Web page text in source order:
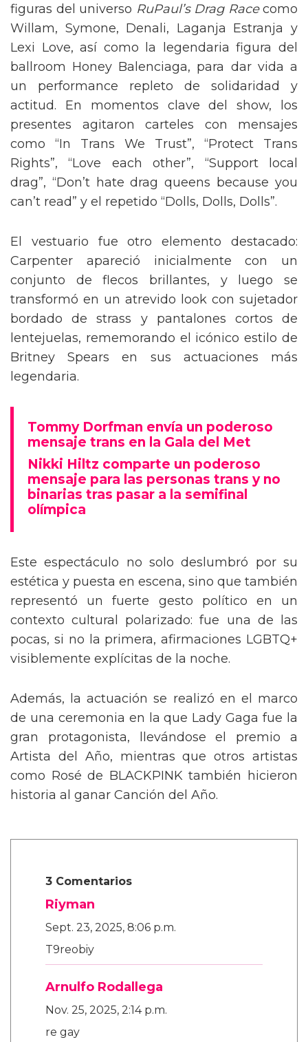
figuras del universo RuPaul’s Drag Racecomo
Willam, Symone, Denali, Laganja Estranja y
Lexi Love, así como la legendaria figura del
ballroom Honey Balenciaga, para dar vida a
un performance repleto de solidaridad y
actitud. En momentos clave del show, los
presentes agitaron carteles con mensajes
como “In Trans We Trust”, “Protect Trans
Rights”, “Love each other”, “Support local
drag”, “Don’t hate drag queens because you
can’t read” y el repetido “Dolls, Dolls, Dolls”.
El vestuario fue otro elemento destacado:
Carpenter apareció inicialmente con un
conjunto de flecos brillantes, y luego se
transformó en un atrevido look con sujetador
bordado de strass y pantalones cortos de
lentejuelas, rememorando el icónico estilo de
Britney Spears en sus actuaciones más
legendaria.
Tommy Dorfman envía un poderoso
mensaje trans en la Gala del Met
Nikki Hiltz comparte un poderoso
mensaje para las personas trans y no
binarias tras pasar a la semifinal
olímpica
Este espectáculo no solo deslumbró por su
estética y puesta en escena, sino que también
representó un fuerte gesto político en un
contexto cultural polarizado: fue una de las
pocas, si no la primera, afirmaciones LGBTQ+
visiblemente explícitas de la noche.
Además, la actuación se realizó en el marco
de una ceremonia en la que Lady Gaga fue la
gran protagonista, llevándose el premio a
Artista del Año, mientras que otros artistas
como Rosé de BLACKPINK también hicieron
historia al ganar Canción del Año.
3 Comentarios
Riyman
Sept. 23, 2025, 8:06 p.m.
T9reobiy
Arnulfo Rodallega
Nov. 25, 2025, 2:14 p.m.
re gay